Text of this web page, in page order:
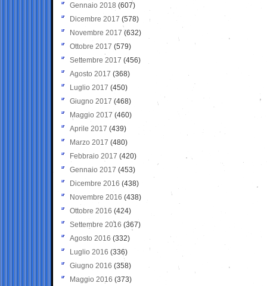
Gennaio 2018 (607)
Dicembre 2017 (578)
Novembre 2017 (632)
Ottobre 2017 (579)
Settembre 2017 (456)
Agosto 2017 (368)
Luglio 2017 (450)
Giugno 2017 (468)
Maggio 2017 (460)
Aprile 2017 (439)
Marzo 2017 (480)
Febbraio 2017 (420)
Gennaio 2017 (453)
Dicembre 2016 (438)
Novembre 2016 (438)
Ottobre 2016 (424)
Settembre 2016 (367)
Agosto 2016 (332)
Luglio 2016 (336)
Giugno 2016 (358)
Maggio 2016 (373)